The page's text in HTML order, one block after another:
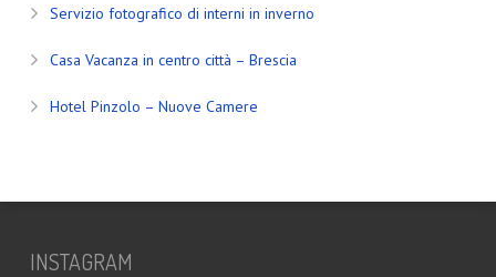
Servizio fotografico di interni in inverno
Casa Vacanza in centro città – Brescia
Hotel Pinzolo – Nuove Camere
INSTAGRAM